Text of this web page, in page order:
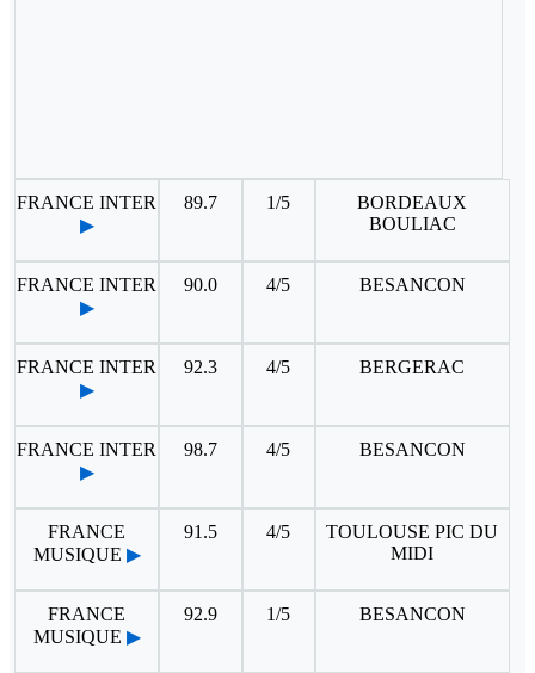
FRANCE INTER
▶
89.7 1/5
BORDEAUX
BOULIAC
FRANCE INTER
▶
90.0 4/5 BESANCON
FRANCE INTER
▶
92.3 4/5 BERGERAC
FRANCE INTER
▶
98.7 4/5 BESANCON
FRANCE
MUSIQUE ▶
91.5 4/5
TOULOUSE PIC DU
MIDI
FRANCE
MUSIQUE ▶
92.9 1/5 BESANCON